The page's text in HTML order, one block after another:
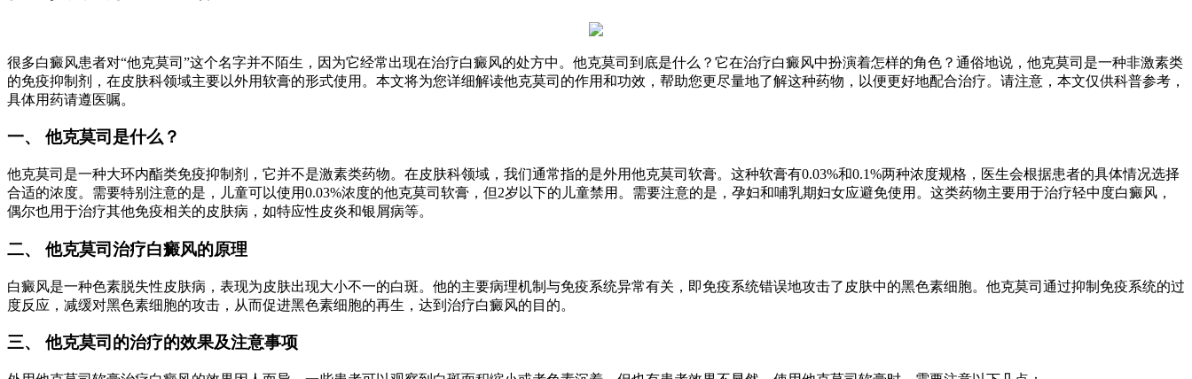
很多白癜风患者对“他克莫司”这个名字并不陌生，因为它经常出现在治疗白癜风的处方中。他克莫司到底是什么？它在治疗白癜风中扮演着怎样的角色？通俗地说，他克莫司是一种非激素类
的免疫抑制剂，在皮肤科领域主要以外用软膏的形式使用。本文将为您详细解读他克莫司的作用和功效，帮助您更尽量地了解这种药物，以便更好地配合治疗。请注意，本文仅供科普参考，
具体用药请遵医嘱。
一、 他克莫司是什么？
他克莫司是一种大环内酯类免疫抑制剂，它并不是激素类药物。在皮肤科领域，我们通常指的是外用他克莫司软膏。这种软膏有0.03%和0.1%两种浓度规格，医生会根据患者的具体情况选择
合适的浓度。需要特别注意的是，儿童可以使用0.03%浓度的他克莫司软膏，但2岁以下的儿童禁用。需要注意的是，孕妇和哺乳期妇女应避免使用。这类药物主要用于治疗轻中度白癜风，
偶尔也用于治疗其他免疫相关的皮肤病，如特应性皮炎和银屑病等。
二、 他克莫司治疗白癜风的原理
白癜风是一种色素脱失性皮肤病，表现为皮肤出现大小不一的白斑。他的主要病理机制与免疫系统异常有关，即免疫系统错误地攻击了皮肤中的黑色素细胞。他克莫司通过抑制免疫系统的过
度反应，减缓对黑色素细胞的攻击，从而促进黑色素细胞的再生，达到治疗白癜风的目的。
三、 他克莫司的治疗的效果及注意事项